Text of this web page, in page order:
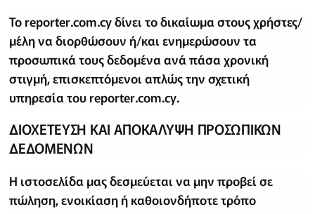
Το reporter.com.cy δίνει το δικαίωμα στους χρήστες/
μέλη να διορθώσουν ή/και ενημερώσουν τα
προσωπικά τους δεδομένα ανά πάσα χρονική
στιγμή, επισκεπτόμενοι απλώς την σχετική
υπηρεσία του reporter.com.cy.
ΔΙΟΧΕΤΕΥΣΗ ΚΑΙ ΑΠΟΚΑΛΥΨΗ ΠΡΟΣΩΠΙΚΩΝ
ΔΕΔΟΜΕΝΩΝ
Η ιστοσελίδα μας δεσμεύεται να μην προβεί σε
πώληση, ενοικίαση ή καθοιονδήποτε τρόπο